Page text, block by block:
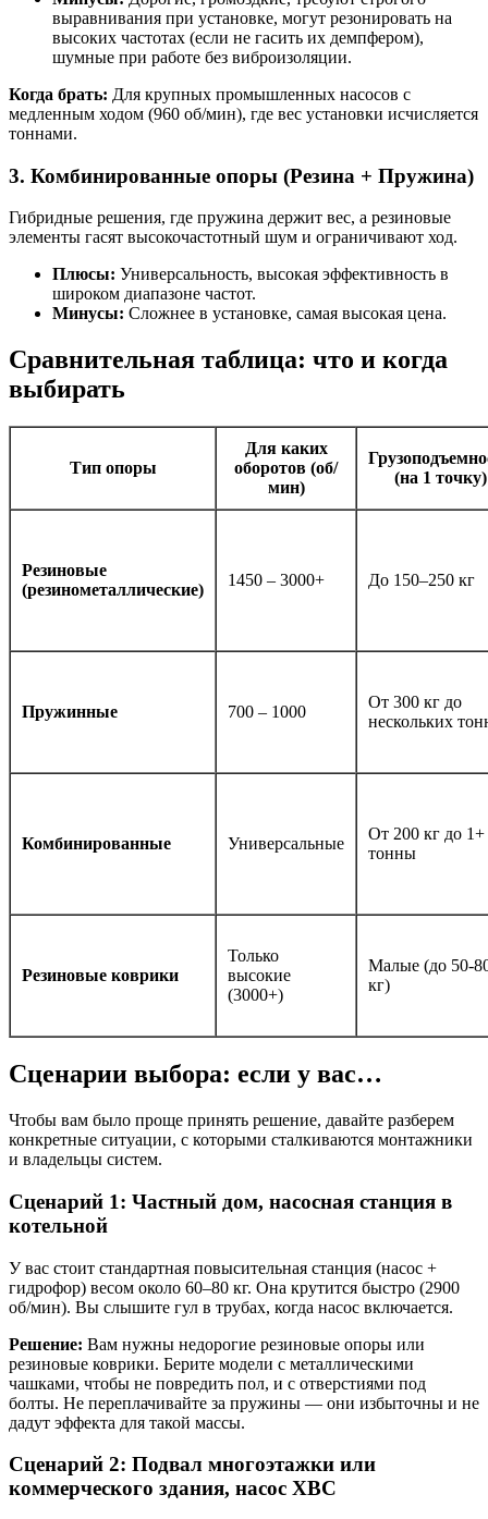
выравнивания при установке, могут резонировать на
высоких частотах (если не гасить их демпфером),
шумные при работе без виброизоляции.
Когда брать: Для крупных промышленных насосов с
медленным ходом (960 об/мин), где вес установки исчисляется
тоннами.
3. Комбинированные опоры (Резина + Пружина)
Гибридные решения, где пружина держит вес, а резиновые
элементы гасят высокочастотный шум и ограничивают ход.
Плюсы: Универсальность, высокая эффективность в
широком диапазоне частот.
Минусы: Сложнее в установке, самая высокая цена.
Сравнительная таблица: что и когда
выбирать
Тип опоры
Для каких
оборотов (об/
мин)
(на 1 точку)
Резиновые
(резинометаллические)
1450 – 3000+ До 150–250 кг
Пружинные 700 – 1000
От 300 кг до
нескольких
Комбинированные Универсальные
От 200 кг до 1+
тонны
Резиновые коврики
Только
высокие
(3000+)
Малые (до 50-
кг)
Сценарии выбора: если у вас…
Чтобы вам было проще принять решение, давайте разберем
конкретные ситуации, с которыми сталкиваются монтажники
и владельцы систем.
Сценарий 1: Частный дом, насосная станция в
котельной
У вас стоит стандартная повысительная станция (насос +
гидрофор) весом около 60–80 кг. Она крутится быстро (2900
об/мин). Вы слышите гул в трубах, когда насос включается.
Решение: Вам нужны недорогие резиновые опоры или
резиновые коврики. Берите модели с металлическими
чашками, чтобы не повредить пол, и с отверстиями под
болты. Не переплачивайте за пружины — они избыточны и не
дадут эффекта для такой массы.
Сценарий 2: Подвал многоэтажки или
коммерческого здания, насос ХВС